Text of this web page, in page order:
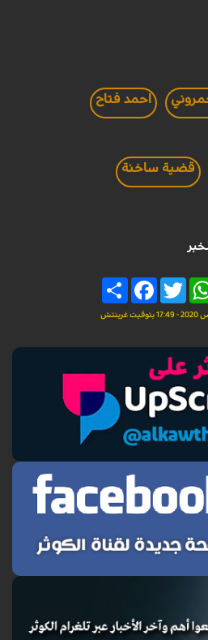
احمد فتاح
قضية ساخنة
Share
FacebookTwitter